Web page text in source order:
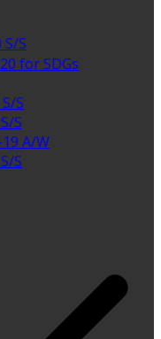
S/S
for SDGs
S
S
A/W
S